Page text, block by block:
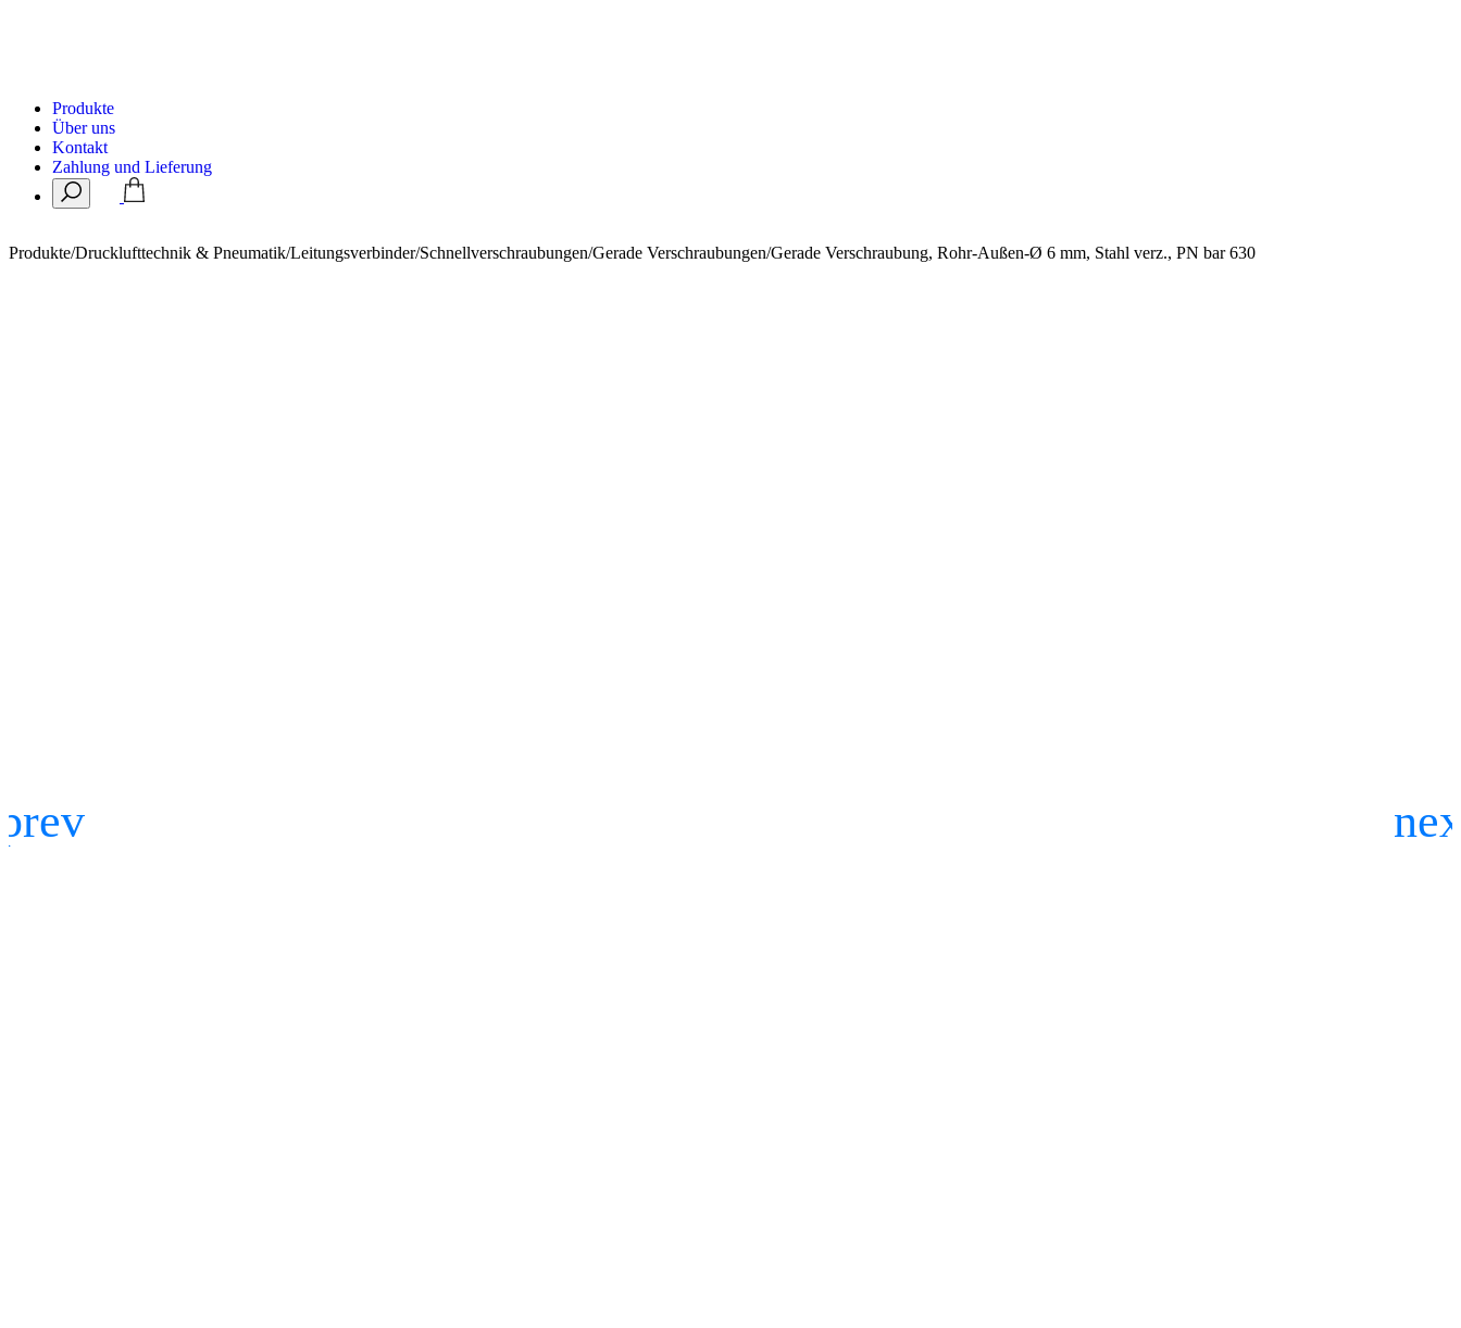
Produkte
Über uns
Kontakt
Zahlung und Lieferung
Produkte/Drucklufttechnik & Pneumatik/Leitungsverbinder/Schnellverschraubungen/Gerade Verschraubungen/Gerade Verschraubung, Rohr-Außen-Ø 6 mm, Stahl verz., PN bar 630